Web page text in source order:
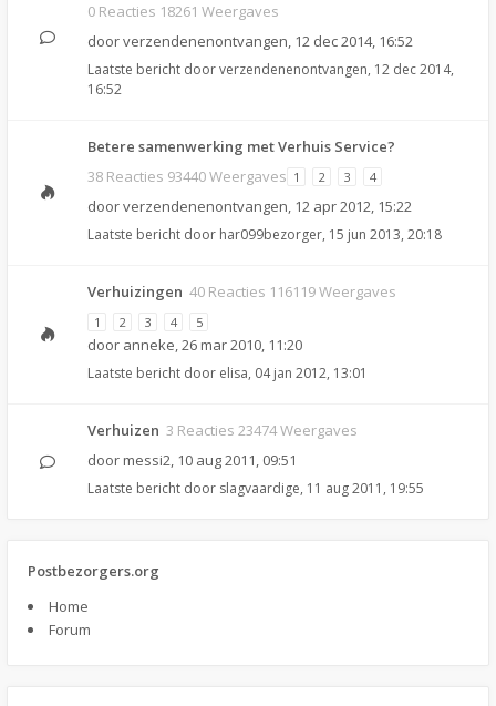
0 Reacties 18261 Weergaves
doorverzendenenontvangen, 12 dec 2014, 16:52
Laatste bericht doorverzendenenontvangen, 12 dec 2014,
16:52
Betere samenwerking met Verhuis Service?
38 Reacties 93440 Weergaves 1 2 3 4
doorverzendenenontvangen, 12 apr 2012, 15:22
Laatste bericht door har099bezorger, 15 jun 2013, 20:18
Verhuizingen 40 Reacties 116119 Weergaves
1 2 3 4 5
door anneke,26 mar 2010, 11:20
Laatste bericht door elisa, 04 jan 2012, 13:01
Verhuizen 3 Reacties 23474 Weergaves
door messi2, 10 aug 2011, 09:51
Laatste bericht door slagvaardige, 11 aug 2011, 19:55
Postbezorgers.org
Home
Forum